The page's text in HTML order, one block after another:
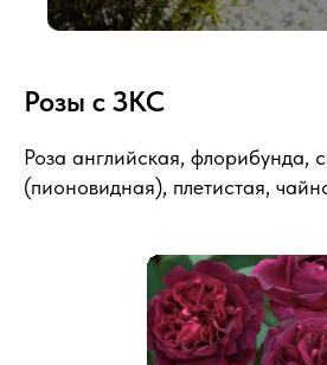
Розы с ЗКС
Роза английская, флорибунда,
(пионовидная), плетистая,